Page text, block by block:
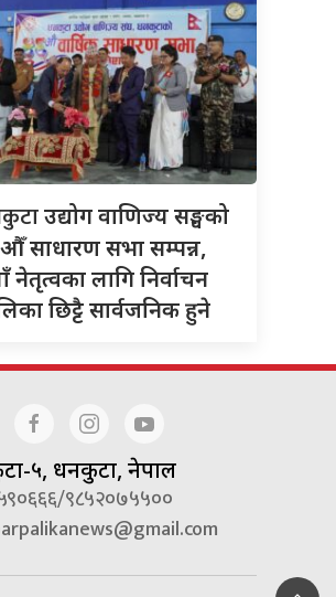
उद्योग वाणिज्य सङ्घको
साधारण सभा सम्पन्न,
नेतृत्वका लागि निर्वाचन
छिट्टै सार्वजनिक हुने
५, धनकुटा, नेपाल
९८५२०७५५००